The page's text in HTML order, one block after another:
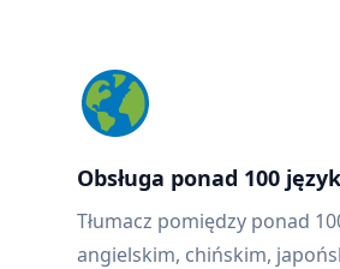
Obsługa ponad 100
Tłumacz pomiędzy ponad
angielskim, chińskim,